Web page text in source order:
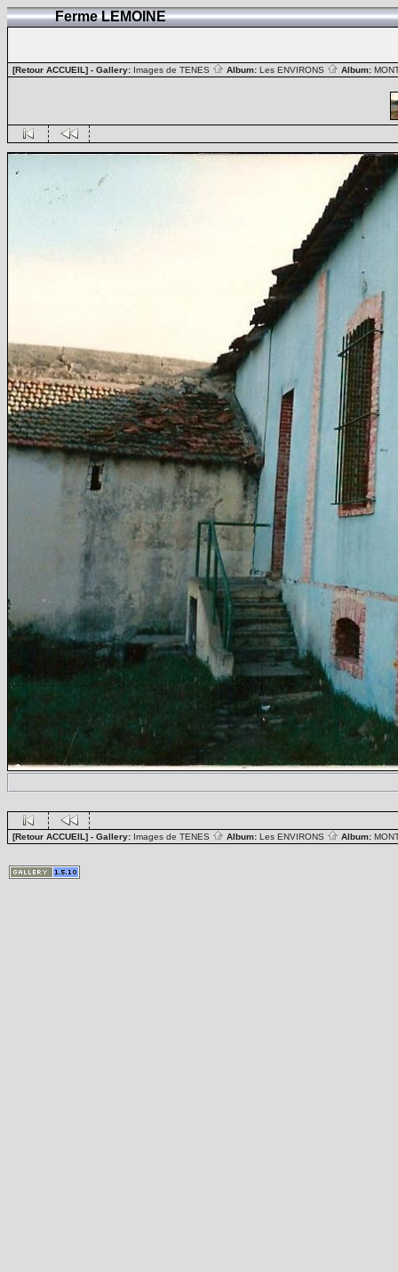
Ferme LEMOINE
[Retour ACCUEIL] - Gallery: Images de TENES Album: Les ENVIRONS Album:
[Retour ACCUEIL] - Gallery: Images de TENES Album: Les ENVIRONS Album: